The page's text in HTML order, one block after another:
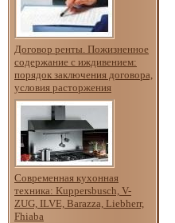
Договор ренты. Пожизненное
содержание с иждивением:
порядок заключения договора,
условия расторжения
Современная кухонная
техника: Kuppersbusch, V-
ZUG, ILVE, Barazza, Liebherr,
Fhiaba